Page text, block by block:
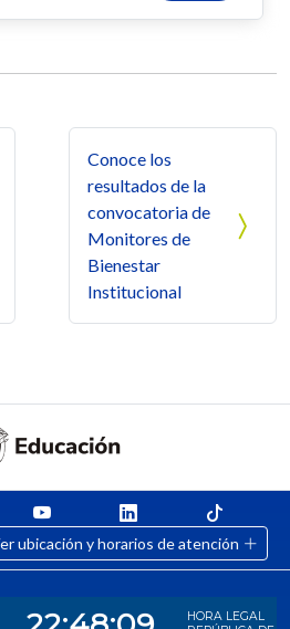
Conoce los
resultados de la
convocatoria de
Monitores de
Bienestar
Institucional
ubicación y horarios de atención